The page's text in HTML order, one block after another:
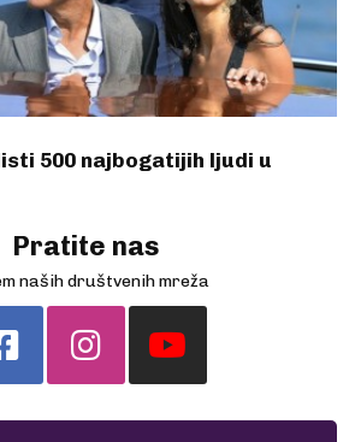
500 najbogatijih ljudi u
Pratite nas
naših društvenih mreža